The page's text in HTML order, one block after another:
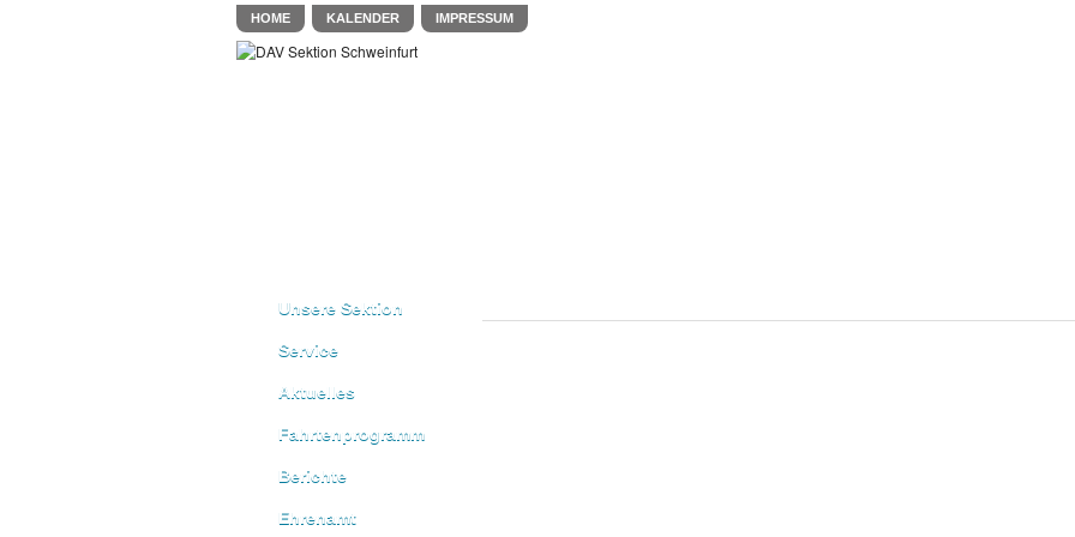
HOME KALENDER IMPRESSUM
Unsere Sektion
Service
Aktuelles
Fahrtenprogramm
Berichte
Ehrenamt